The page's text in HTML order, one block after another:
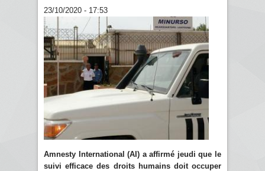
23/10/2020 - 17:53
Amnesty International (AI) a affirmé jeudi que le
suivi efficace des droits humains doit occuper